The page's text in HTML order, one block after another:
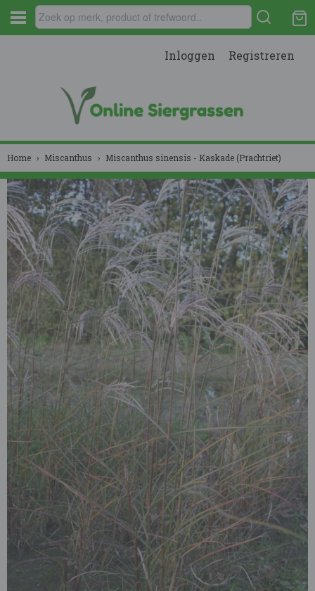
Inloggen Registreren
Home › Miscanthus › Miscanthus sinensis - Kaskade (Prachtriet)